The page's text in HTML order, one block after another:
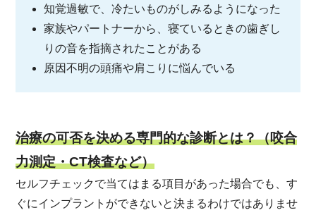
知覚過敏で、冷たいものがしみるようになった
家族やパートナーから、寝ているときの歯ぎし
りの音を指摘されたことがある
原因不明の頭痛や肩こりに悩んでいる
治療の可否を決める専門的な診断とは？（咬合
力測定・CT検査など）
セルフチェックで当てはまる項目があった場合でも、す
ぐにインプラントができないと決まるわけではありませ